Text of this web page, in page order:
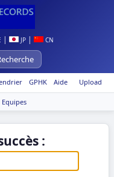
| JP| CN
Upload
GPHK Aide
Equipes
: